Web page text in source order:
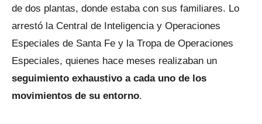
de dos plantas, donde estaba con sus familiares. Lo
arrestó la Central de Inteligencia y Operaciones
Especiales de Santa Fe y la Tropa de Operaciones
Especiales, quienes hace meses realizaban un
seguimiento exhaustivo a cada uno de los
movimientos de su entorno.